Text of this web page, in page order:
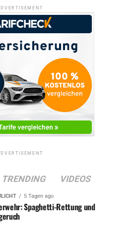
TRENDING VIDEOS
5 Tagen ago
Spaghetti-Rettung und